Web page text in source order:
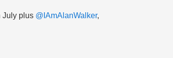
July plus @IAmAlanWalker,